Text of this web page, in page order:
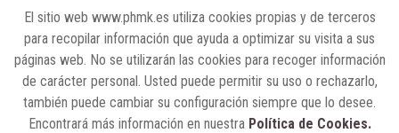
Lilly impulsa "Razones de Peso" para
visibilizar la obesidad
25 de marzo, 2023 ENTRE BASTIDORES
Real Academia Nacional de Farmacia: un
El sitio web www.phmk.es utiliza cookies propias y de terceros
para recopilar información que ayuda a optimizar su visita a sus
páginas web. No se utilizarán las cookies para recoger información
de carácter personal. Usted puede permitir su uso o rechazarlo,
también puede cambiar su configuración siempre que lo desee.
Encontrará más información en nuestra Política de Cookies.